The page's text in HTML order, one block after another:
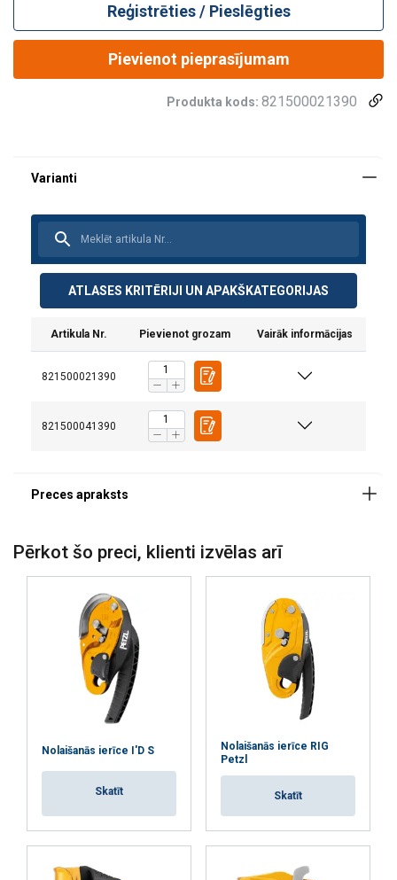
Reģistrēties / Pieslēgties
Pievienot pieprasījumam
Produkta kods: 821500021390
ATLASES KRITĒRIJI UN APAKŠKATEGORIJAS
Artikula Nr. Pievienot grozam Vairāk informācijas
821500021390
821500041390
konfigurācijas
Pakāpeniski plīstoša siksna samazina trieciena spēku
Marķējums:
Pērkot šo preci, klienti izvēlas arī
Nolaišanās ierīce I'D S
Skatīt
Nolaišanās ierīce RIG
Petzl
Skatīt